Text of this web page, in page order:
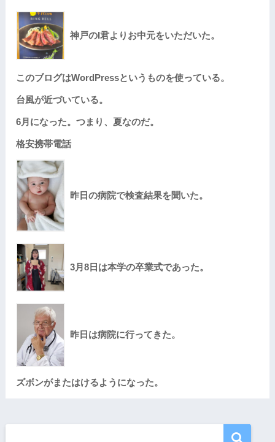
神戸のI君よりお中元をいただいた。
このブログはWordPressというものを使っている。
台風が近づいている。
6月になった。つまり、夏なのだ。
格安携帯電話
昨日の病院で検査結果を聞いた。
3月8日は本学の卒業式であった。
昨日は病院に行ってきた。
ズボンがまたはけるようになった。